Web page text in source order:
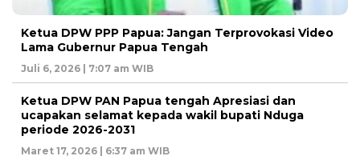
Ketua DPW PPP Papua: Jangan Terprovokasi Video
Lama Gubernur Papua Tengah
Juli 6, 2026 | 7:07 am WIB
Ketua DPW PAN Papua tengah Apresiasi dan
ucapakan selamat kepada wakil bupati Nduga
periode 2026-2031
Maret 17, 2026 | 6:37 am WIB